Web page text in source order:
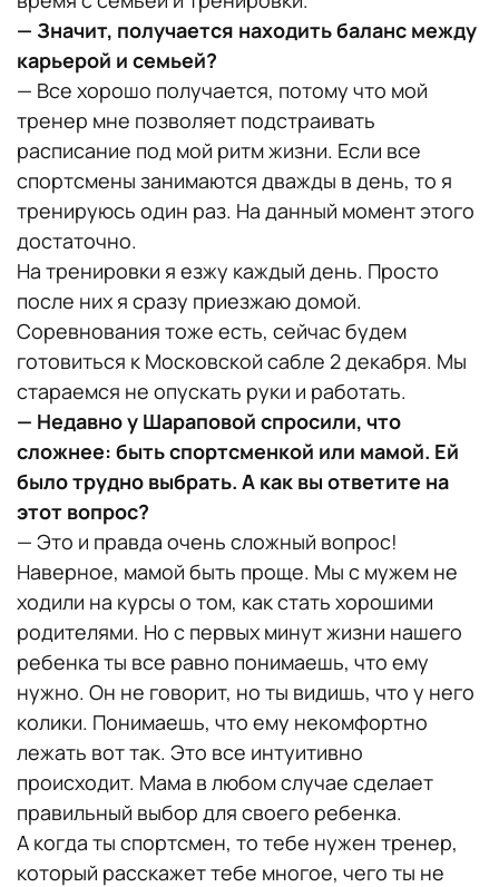
— Значит, получается находить баланс между
карьерой и семьей?
— Все хорошо получается, потому что мой
тренер мне позволяет подстраивать
расписание под мой ритм жизни. Если все
спортсмены занимаются дважды в день, то я
тренируюсь один раз. На данный момент этого
достаточно.
На тренировки я езжу каждый день. Просто
после них я сразу приезжаю домой.
Соревнования тоже есть, сейчас будем
готовиться к Московской сабле 2 декабря. Мы
стараемся не опускать руки и работать.
— Недавно у Шараповой спросили, что
сложнее: быть спортсменкой или мамой. Ей
было трудно выбрать. А как вы ответите на
этот вопрос?
— Это и правда очень сложный вопрос!
Наверное, мамой быть проще. Мы с мужем не
ходили на курсы о том, как стать хорошими
родителями. Но с первых минут жизни нашего
ребенка ты все равно понимаешь, что ему
нужно. Он не говорит, но ты видишь, что у него
колики. Понимаешь, что ему некомфортно
лежать вот так. Это все интуитивно
происходит. Мама в любом случае сделает
правильный выбор для своего ребенка.
А когда ты спортсмен, то тебе нужен тренер,
который расскажет тебе многое, чего ты не